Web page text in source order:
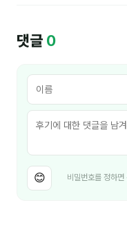
김지혜
김휘
노준영
Maria
박혜랑
댓글 0
😊 비밀번호를 정하